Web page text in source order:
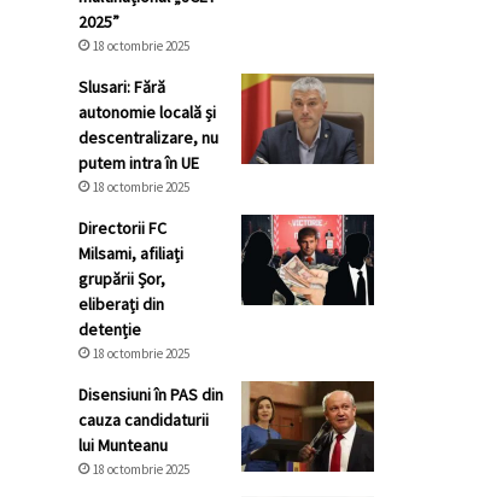
2025”
18 octombrie 2025
Slusari: Fără
autonomie locală și
descentralizare, nu
putem intra în UE
18 octombrie 2025
Directorii FC
Milsami, afiliați
grupării Șor,
eliberați din
detenție
18 octombrie 2025
Disensiuni în PAS din
cauza candidaturii
lui Munteanu
18 octombrie 2025